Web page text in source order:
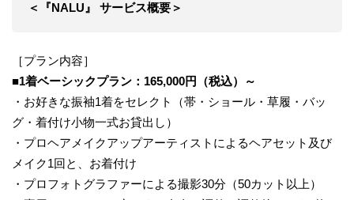
＜『NALU』 サービス概要＞
［プラン内容］
■1着ベーシックプラン：165,000円（税込）～
・お好きな振袖1着をセレクト（帯・ショール・草履・バッ
グ・着付け小物一式お貸出し）
・プロヘアメイクアップアーティストによるヘアセット及び
メイク1回と、お着付け
・プロフォトグラファーによる撮影30分（50カット以上）